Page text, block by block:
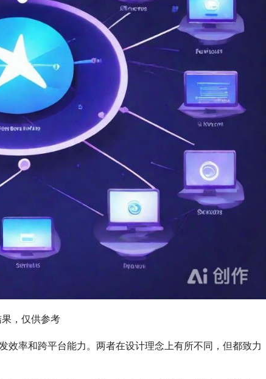
，仅供参考
率和跨平台能力。两者在设计理念上有所不同，但都致力